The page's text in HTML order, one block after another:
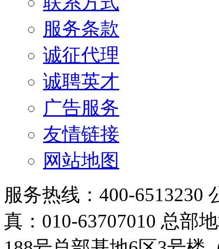
服务条款
诚征代理
诚聘英才
广告服务
友情链接
网站地图
服务热线：400-6513230
真：010-63707010 总部